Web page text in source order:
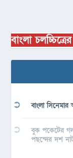
বাংলা
বাংলা
বুক পকেটের
পছন্দের দশ